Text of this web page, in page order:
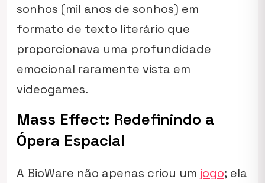
sonhos (mil anos de sonhos) em
formato de texto literário que
proporcionava uma profundidade
emocional raramente vista em
videogames.
Mass Effect: Redefinindo a
Ópera Espacial
A BioWare não apenas criou um jogo; ela